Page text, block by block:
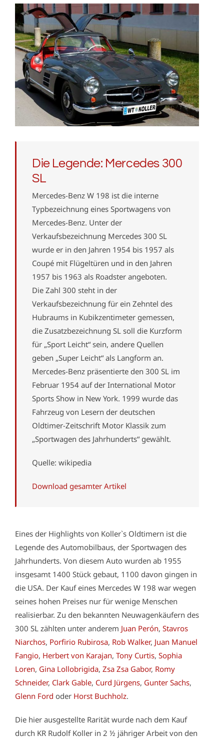
Die Legende: Mercedes 300
SL
Mercedes-Benz W 198 ist die interne
Typbezeichnung eines Sportwagens von
Mercedes-Benz. Unter der
Verkaufsbezeichnung Mercedes 300 SL
wurde er in den Jahren 1954 bis 1957 als
Coupé mit Flügeltüren und in den Jahren
1957 bis 1963 als Roadster angeboten.
Die Zahl 300 steht in der
Verkaufsbezeichnung für ein Zehntel des
Hubraums in Kubikzentimeter gemessen,
die Zusatzbezeichnung SL soll die Kurzform
für „Sport Leicht“ sein, andere Quellen
geben „Super Leicht“ als Langform an.
Mercedes-Benz präsentierte den 300 SL im
Februar 1954 auf der International Motor
Sports Show in New York. 1999 wurde das
Fahrzeug von Lesern der deutschen
Oldtimer-Zeitschrift Motor Klassik zum
„Sportwagen des Jahrhunderts“ gewählt.
Quelle: wikipedia
Download gesamter Artikel
Eines der Highlights von Koller`s Oldtimern ist die
Legende des Automobilbaus, der Sportwagen des
Jahrhunderts. Von diesem Auto wurden ab 1955
insgesamt 1400 Stück gebaut, 1100 davon gingen in
die USA. Der Kauf eines Mercedes W 198 war wegen
seines hohen Preises nur für wenige Menschen
realisierbar. Zu den bekannten Neuwagenkäufern des
300 SL zählten unter anderem Juan Perón, Stavros
Niarchos, Porfirio Rubirosa, Rob Walker, Juan Manuel
Fangio, Herbert von Karajan, Tony Curtis, Sophia
Loren, Gina Lollobrigida, Zsa Zsa Gabor, Romy
Schneider, Clark Gable, Curd Jürgens, Gunter Sachs,
Glenn Ford oder Horst Buchholz.
Die hier ausgestellte Rarität wurde nach dem Kauf
durch KR Rudolf Koller in 2 ½ jähriger Arbeit von den